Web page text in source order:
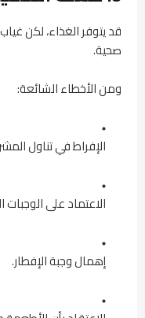
قد يتوفر الغذاء، لكن
صحية.
ومن الأخطاء الشائعة:
الإفراط في تناول
الاعتماد على الوجبات
إهمال وجبة الإفطار.